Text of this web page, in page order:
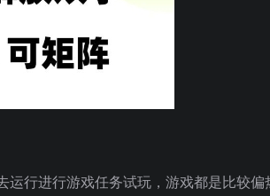
行进行游戏任务试玩，游戏都是比较偏